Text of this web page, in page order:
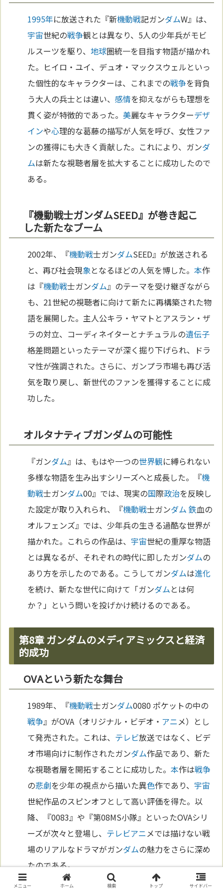
1995年に放送された『新機動戦記ガンダムW』は、
宇宙世紀の戦争観とは異なり、5人の少年兵がモビ
ルスーツを駆り、地球圏統一を目指す物語が描かれ
た。ヒイロ・ユイ、デュオ・マックスウェルといっ
た個性的なキャラクターは、これまでの戦争を背負
う大人の兵士とは違い、感情を抑えながらも理想を
貫く姿が特徴的であった。美麗なキャラクターデザ
インや心理的な葛藤の描写が人気を呼び、女性ファ
ンの獲得にも大きく貢献した。これにより、ガンダ
ムは新たな視聴者層を拡大することに成功したので
ある。
『機動戦士ガンダムSEED』が巻き起こ
した新たなブーム
2002年、『機動戦士ガンダムSEED』が放送される
と、再び社会現象となるほどの人気を博した。本作
は『機動戦士ガンダム』のテーマを受け継ぎながら
も、21世紀の視聴者に向けて新たに再構築された物
語を展開した。主人公キラ・ヤマトとアスラン・ザ
ラの対立、コーディネイターとナチュラルの遺伝子
格差問題といったテーマが深く掘り下げられ、ドラ
マ性が強調された。さらに、ガンプラ市場も再び活
気を取り戻し、新世代のファンを獲得することに成
功した。
オルタナティブガンダムの可能性
『ガンダム』は、もはや一つの世界観に縛られない
多様な物語を生み出すシリーズへと成長した。『機
動戦士ガンダム00』では、現実の国際政治を反映し
た設定が取り入れられ、『機動戦士ガンダム 鉄血の
オルフェンズ』では、少年兵の生きる過酷な世界が
描かれた。これらの作品は、 宇宙世紀の重厚な物語
とは異なるが、それぞれの時代に即したガンダムの
あり方を示したのである。こうしてガンダムは進化
を続け、新たな世代に向けて「ガンダムとは何
か？」という問いを投げかけ続けるのである。
第8章 ガンダムのメディアミックスと経済
的成功
OVAという新たな舞台
1989年、『機動戦士ガンダム0080 ポケットの中の
戦争』がOVA（オリジナル・ビデオ・ アニメ）とし
て発売された。これは、 テレビ放送ではなく、ビデ
オ市場向けに制作されたガンダム作品であり、新た
な視聴者層を開拓することに成功した。本作は戦争
の悲劇を少年の視点から描いた異色作であり、 宇宙
世紀作品のスピンオフとして高い評価を得た。以
降、『0083』や『第08MS小隊』といったOVAシリ
ーズが次々と登場し、 テレビアニメでは描けない戦
場のリアルなドラマがガンダムの魅力をさらに深め
たのである。
メニュー ホーム 検索 トップ サイドバー